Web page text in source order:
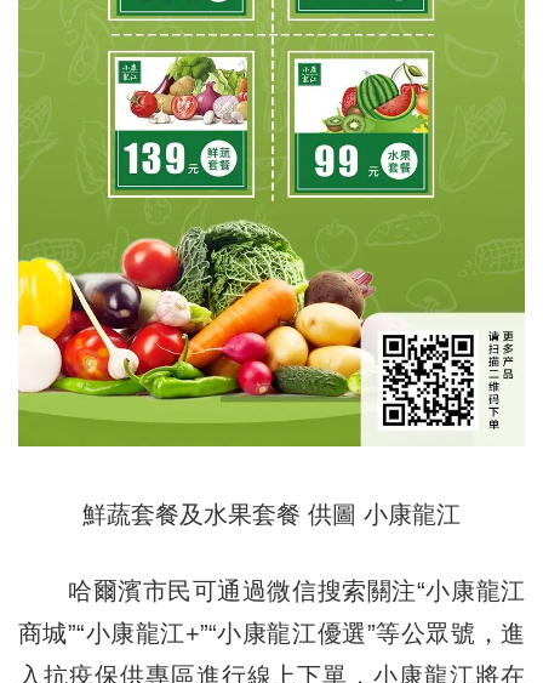
鮮蔬套餐及水果套餐 供圖 小康龍江
哈爾濱市民可通過微信搜索關注“小康龍江
商城”“小康龍江+”“小康龍江優選”等公眾號，進
入抗疫保供專區進行線上下單，小康龍江將在